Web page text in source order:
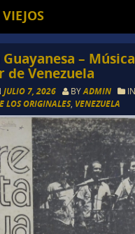
–
de Venezuela
JULIO 7, 2026 BYADMIN IN
LOS ORIGINALES, VENEZUELA